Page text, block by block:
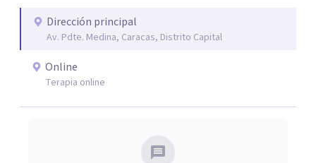
acción. Trabajaremos juntos para superar duelos, fobias y
el estrés cotidiano, devolviéndote el control de tu vida de
forma ágil y efectiva.
Dirección principal
Av. Pdte. Medina, Caracas, Distrito Capital
Online
Terapia online